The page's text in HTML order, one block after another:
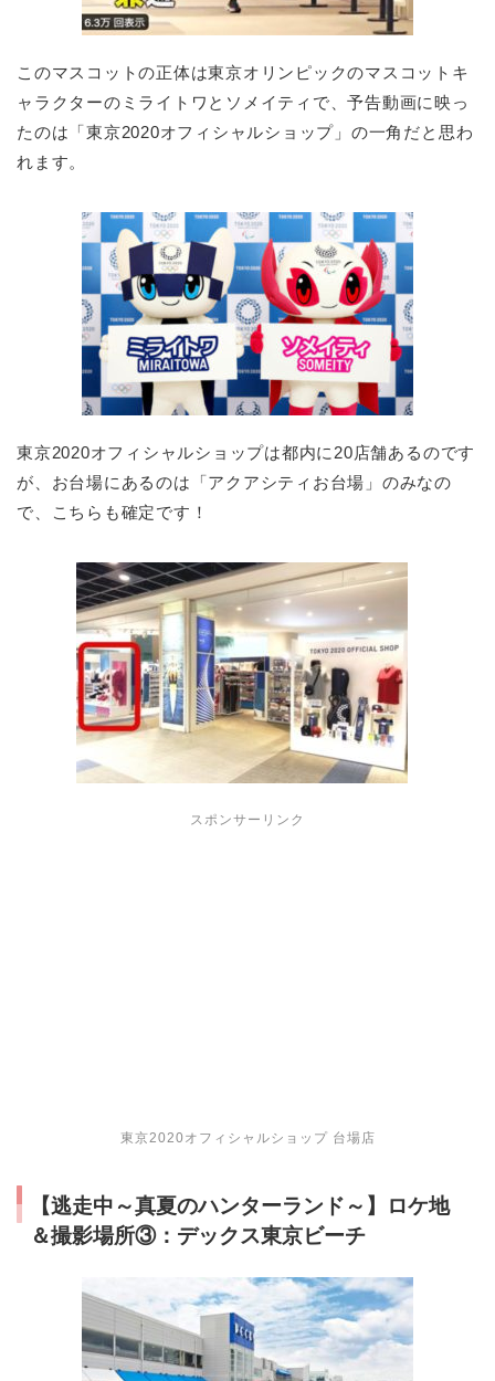
このマスコットの正体は東京オリンピックのマスコットキ
ャラクターのミライトワとソメイティで、予告動画に映っ
たのは「東京2020オフィシャルショップ」の一角だと思わ
れます。
東京2020オフィシャルショップは都内に20店舗あるのです
が、お台場にあるのは「アクアシティお台場」のみなの
で、こちらも確定です！
スポンサーリンク
東京2020オフィシャルショップ 台場店
【逃走中～真夏のハンターランド～】ロケ地
＆撮影場所③：デックス東京ビーチ